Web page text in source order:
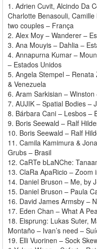
1. Adrien Cuvit, Alcindo Da
Charlotte Benasouli,
two couples – França
2. Alex Moy – Wanderer –
3. Ana Mouyis – Dahlia –
4. Annapurna Kumar –
– Estados Unidos
5. Angela Stempel –
& Venezuela
6. Aram Sarkisian –
7. AUJIK – Spatial Bodies –
8. Bárbara Cani – Lesbos –
9. Boris Seewald – Ralf
10. Boris Seewald – Ralf
11. Camila Kamimura &
Grubs – Brasil
12. CaRTe bLaNChe:
13. ClaRa ApaRicio – Zoom
14. Daniel Bruson – Me, by
15. Daniel Bruson – Paula
16. David James Armsby –
17. Eden Chan – What A
18. Eisprung: Lukas Suter,
Montaño – Ivan’s need –
19. Elli Vuorinen – Sock